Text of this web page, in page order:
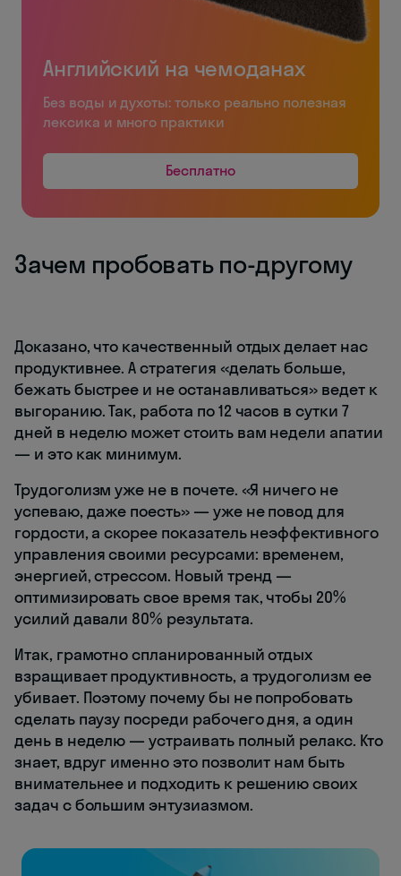
Английский на чемоданах
Без воды и духоты: только реально полезная
лексика и много практики
Бесплатно
Зачем пробовать по-другому
Доказано, что качественный отдых делает нас
продуктивнее. А стратегия «делать больше,
бежать быстрее и не останавливаться» ведет к
выгоранию. Так, работа по 12 часов в сутки 7
дней в неделю может стоить вам недели апатии
— и это как минимум.
Трудоголизм уже не в почете. «Я ничего не
успеваю, даже поесть» — уже не повод для
гордости, а скорее показатель неэффективного
управления своими ресурсами: временем,
энергией, стрессом. Новый тренд —
оптимизировать свое время так, чтобы 20%
усилий давали 80% результата.
Итак, грамотно спланированный отдых
взращивает продуктивность, а трудоголизм ее
убивает. Поэтому почему бы не попробовать
сделать паузу посреди рабочего дня, а один
день в неделю — устраивать полный релакс. Кто
знает, вдруг именно это позволит нам быть
внимательнее и подходить к решению своих
задач с большим энтузиазмом.